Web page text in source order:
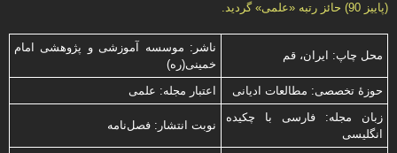
(پاییز 90) حائز رتبه «علمی» گردید.
محل چاپ: ایران، قم
ناشر: موسسه آموزشی و پژوهشی امام
خمینی(ره)
حوزۀ تخصصی: مطالعات ادیانی
اعتبار مجله: علمی
زبان مجله: فارسی با چكیده
انگلیسی
نوبت انتشار: فصل‌نامه